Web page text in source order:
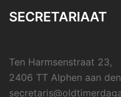
SECRETARIAAT
Ten Harmsenstraat 23,
2406 TT Alphen aan